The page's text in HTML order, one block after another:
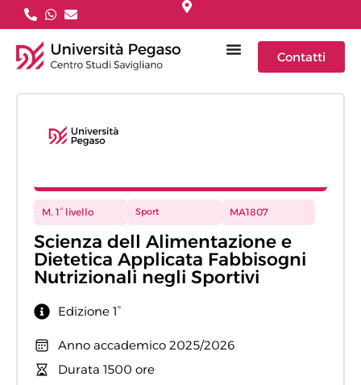
Contatti
M. 1° livello Sport MA1807
Scienza dell Alimentazione e
Dietetica Applicata Fabbisogni
Nutrizionali negli Sportivi
Edizione 1°
Anno accademico 2025/2026
Durata 1500 ore